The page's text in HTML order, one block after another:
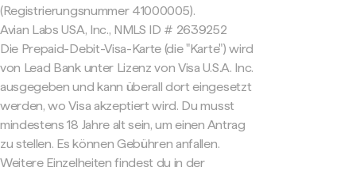
(Registrierungsnummer 41000005).
Avian Labs USA, Inc., NMLS ID # 2639252
Die Prepaid-Debit-Visa-Karte (die "Karte") wird
von Lead Bank unter Lizenz von Visa U.S.A. Inc.
ausgegeben und kann überall dort eingesetzt
werden, wo Visa akzeptiert wird. Du musst
mindestens 18 Jahre alt sein, um einen Antrag
zu stellen. Es können Gebühren anfallen.
Weitere Einzelheiten findest du in der